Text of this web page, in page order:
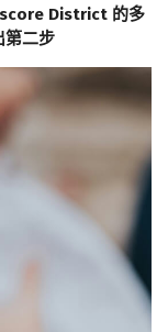
District 的多
第二步